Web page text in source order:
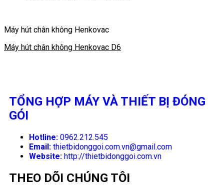
Máy hút chân không Henkovac
Máy hút chân không Henkovac D6
TỔNG HỢP MÁY VÀ THIẾT BỊ ĐÓNG
GÓI
Hotline: 0962.212.545
Email: thietbidonggoi.com.vn@gmail.com
Website: http://thietbidonggoi.com.vn
THEO DÕI CHÚNG TÔI